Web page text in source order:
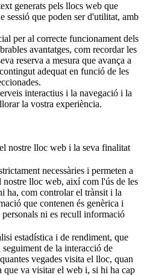
generats pels llocs web que
sessió que poden ser d'utilitat, amb
per al correcte funcionament dels
avantatges, com recordar les
reserva a mesura que avança a
adequat en funció de les
interactius i la navegació i la
la vostra experiència.
nostre lloc web i la seva finalitat
necessàries i permeten a
nostre lloc web, així com l'ús de les
ha, com controlar el trànsit i la
que contenen és genèrica i
ni es recull informació
estadística i de rendiment, que
de la interacció de
vegades visita el lloc, quan
que va visitar el web i, si hi ha cap